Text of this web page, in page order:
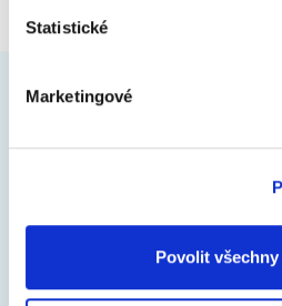
Statistické
Marketingové
Povolit
Pivní dárkový
Dárkový balíček pro
zlatavým mokem. Pečlivě